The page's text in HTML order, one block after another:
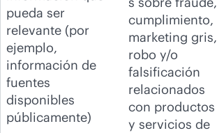
pueda ser
relevante (por
ejemplo,
información de
fuentes
disponibles
públicamente)
cumplimiento,
marketing gris,
robo y/o
falsificación
relacionados
con productos
y servicios de